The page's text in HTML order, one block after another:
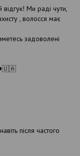
Ми раді чути,
, волосся має
задоволені
після частого